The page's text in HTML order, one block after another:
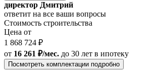
директор Дмитрий
ответит на все ваши вопросы
Стоимость строительства
Цена от
1 868 724 ₽
от 16 261 ₽/мес. до 30 лет в ипотеку
Посмотреть комплектации подробно